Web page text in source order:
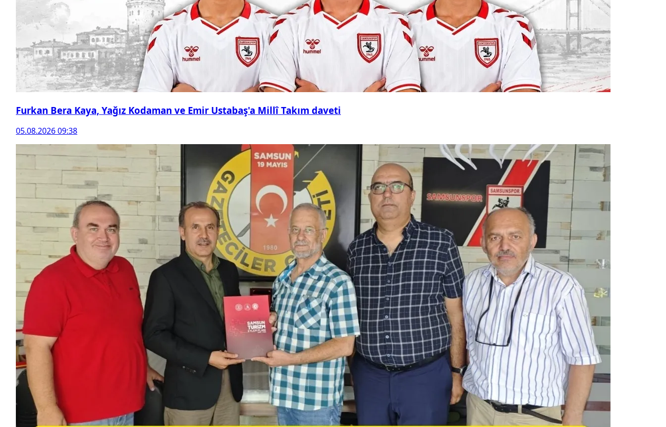
Furkan Bera Kaya, Yağız Kodaman ve Emir Ustabaş'a Millî Takım daveti
05.08.2026 09:38